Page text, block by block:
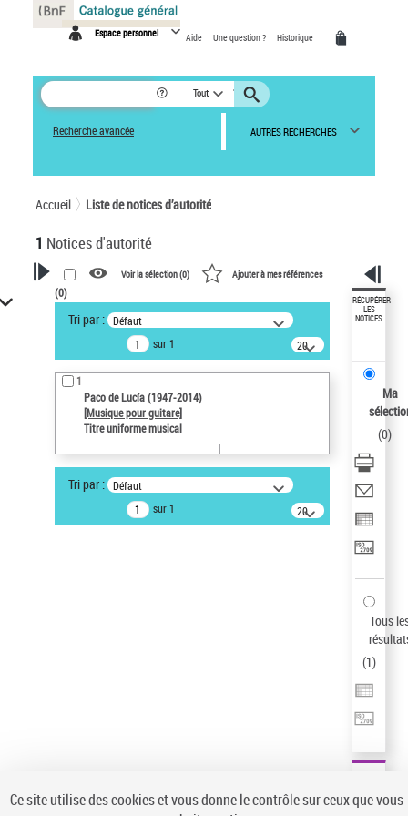
Espace personnel Aide Une question ? Historique
Tout
Recherche avancée AUTRES RECHERCHES
Accueil Liste de notices d’autorité
1 Notices d'autorité
VOTRE RECHERCHE
Recherche avancée dans les
notices d’autorité
Œuvres liées à l'auteur :
Paco de Lucía (1947-2014)
Auteur d’œuvre
Paco de Lucía (1947-2014)
Statut de la notice d’autorité
Voir la sélection (0) Ajouter à mes références
(0)
Tri par : Défaut
sur 1
20
résultats/page
1
Paco de Lucía (1947-2014)
[Musique pour guitare]
Titre uniforme musical
Tri par : Défaut
sur 1
20
résultats/page
RÉCUPÉRER
LES
NOTICES
Ma
(0)
Tous
(1)
Panneau de gestion des cookies
Ce site utilise des cookies et vous donne le contrôle sur ceux que vous